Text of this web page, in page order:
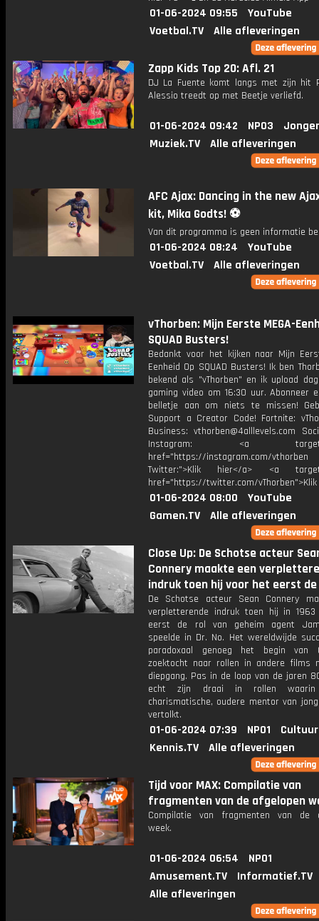
01-06-2024 09:55
YouTube
Voetbal.TV
Alle afleveringen
Zapp Kids Top 20: Afl. 21
DJ La Fuente komt langs met zijn hit
Alessio treedt op met Beetje verliefd.
01-06-2024 09:42 NPO3
Muziek.TV
Alle afleveringen
AFC Ajax: Dancing in the new
kit, Mika Godts! ⚽️
Van dit programma is geen informatie
01-06-2024 08:24
YouTube
Voetbal.TV
Alle afleveringen
vThorben: Mijn Eerste MEGA-
SQUAD Busters!
Bedankt voor het kijken naar Mijn
Eenheid Op SQUAD Busters! Ik ben
bekend als "vThorben" en ik upload
gaming video om 16:30 uur. Abonneer
belletje aan om niets te missen!
Support a Creator Code! Fortnite:
Business: vthorben@4alllevels.com
Instagram: <a
href="https://instagram.com/vthorben
Twitter:">Klik hier</a> <a
href="https://twitter.com/
01-06-2024 08:00
YouTube
Gamen.TV
Alle afleveringen
Close Up: De Schotse acteur
Connery maakte een
indruk toen hij voor het eerst de
De Schotse acteur Sean Connery
verpletterende indruk toen hij in
eerst de rol van geheim agent
speelde in Dr. No. Het wereldwijde
paradoxaal genoeg het begin van
zoektocht naar rollen in andere films
diepgang. Pas in de loop van de jaren
echt zijn draai in rollen
charismatische, oudere mentor van
vertolkt.
01-06-2024 07:39 NPO1
Kennis.TV
Alle afleveringen
Tijd voor MAX: Compilatie van
fragmenten van de afgelopen
Compilatie van fragmenten van de
week.
01-06-2024 06:54
NPO1
Amusement.TV
Informatief.TV
Alle afleveringen